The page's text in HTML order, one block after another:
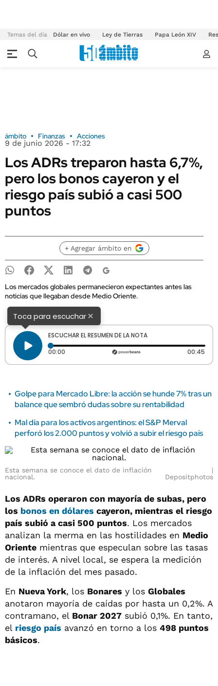
Temas del día Dólar en vivo Ley de Tierras Papa León XIV
ámbito Finanzas Acciones
9 de junio 2026 - 17:32
Los ADRs treparon hasta 6,7%,
pero los bonos cayeron y el
riesgo país subió a casi 500
puntos
+ Agregar ámbito en
Los mercados globales permanecieron expectantes antes las
noticias que llegaban desde Medio Oriente.
Toca para escuchar×
ESCUCHAR EL RESUMEN DE LA NOTA
00:00 Tiempo transcurrido: 0 segundos 00:45
Golpe para Mercado Libre: la acción se hunde 7% tras un
balance que sembró dudas sobre su rentabilidad
Mal día para los activos argentinos: el S&P Merval
perforó los 2.000 puntos y volvió a subir el riesgo país
Esta semana se conoce el dato de inflación
nacional.
Depositphotos
Los ADRs operaron con mayoría de subas, pero
los bonos en dólares cayeron, mientras el riesgo
país subió a casi 500 puntos. Los mercados
analizan la merma en las hostilidades en Medio
Oriente mientras que especulan sobre las tasas
de interés. A nivel local, se espera la medición
de la inflación del mes pasado.
En Nueva York, los Bonares y los Globales
anotaron mayoría de caídas por hasta un 0,2%. A
contramano, el Bonar 2027 subió 0,1%. En tanto,
el riesgo país avanzó en torno a los 498 puntos
básicos.